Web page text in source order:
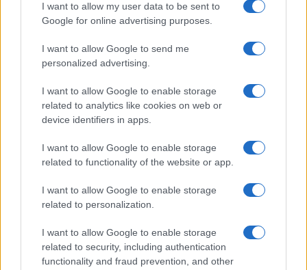
I want to allow my user data to be sent to
Google for online advertising purposes.
I want to allow Google to send me
personalized advertising.
I want to allow Google to enable storage
related to analytics like cookies on web or
device identifiers in apps.
I want to allow Google to enable storage
related to functionality of the website or app.
I want to allow Google to enable storage
related to personalization.
I want to allow Google to enable storage
related to security, including authentication
functionality and fraud prevention, and other
migranti in qualunque Paese, anche se questo fa
parte della lista dei Paesi non sicuri.
rimpatri ovunque, ma guai a utilizzare il
centro albanese. Il buonsenso non è di queste
parti, poco ma sicuro.
Sembra quasi legittimo dubitare dell’imparzialità
di certi provvedimenti, perché finiscono per
. Una cosa è sicura: le toghe
sono riuscite a mettere i bastoni tra le ruote al
europeo. Senza dimenticare che non si tratta di un
decreto razzista o disumano, considerando il